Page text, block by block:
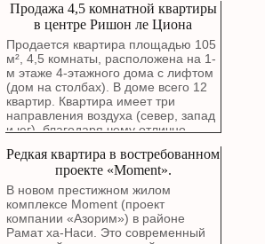
отличном состоянии с фасадами
МДФ, четыре спальни, одна из
которых после ремонта стала
полноценным кабинетом или
детской комнатой площадью около
9 м². В каждой комнате установлен
отдельный кондиционер. В
квартире два полноценных санузла.
Каждый оборудован душевой
кабиной, унитазом и раковиной.
Дополнительные преимущества: •
закрепленная парковка,
зарегистрированная в Табу; •
кладовая рядом с кухней; •
технический балкон для стиральной
машины и дополнительного шкафа;
• просторная антресоль по всей
выходят на зеленый сквер. В
квартире выполнен капитальный
ремонт с полной заменой
электропроводки, водопроводных и
канализационных труб. Стены были
заново отремонтированы около
года назад. Можно въезжать без
дополнительных вложений.
Планировка включает просторную
отличном состоянии с фасадами
МДФ, четыре спальни, одна из
которых после ремонта стала
полноценным кабинетом или
детской комнатой площадью около
9 м². В каждой комнате установлен
отдельный кондиционер. В
Продажа 4,5 комнатной квартиры
в центре Ришон ле Циона
Продается квартира площадью 105
м², 4,5 комнаты, расположена на 1-
м этаже 4-этажного дома с лифтом
(дом на столбах). В доме всего 12
квартир. Квартира имеет три
направления воздуха (север, запад
и юг), благодаря чему отлично
выходят на зеленый сквер. В
квартире выполнен капитальный
ремонт с полной заменой
электропроводки, водопроводных и
канализационных труб. Стены были
заново отремонтированы около
Редкая квартира в востребованном
проекте «Moment».
В новом престижном жилом
комплексе Moment (проект
компании «Азорим») в районе
Рамат ха-Наси. Это современный